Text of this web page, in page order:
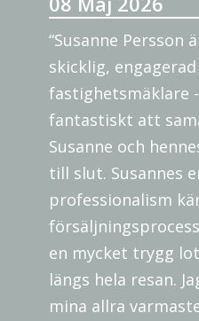
“Susanne Persson
skicklig,
fastighetsmäklare
fantastiskt att
Susanne och
till slut. Susannes
professionalism
en mycket trygg
längs hela resan.
mina allra